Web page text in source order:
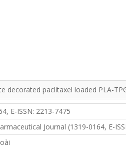
paclitaxel loaded PLA-
E-ISSN: 2213-7475
Journal (1319-0164, E-